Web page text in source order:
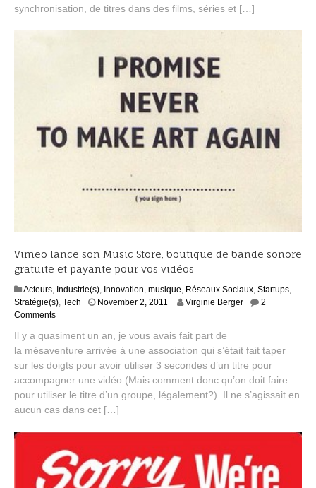
r
synchronisation, de titres dans des films, séries et […]
Vimeo lance son Music Store, boutique de bande sonore
gratuite et payante pour vos vidéos
Acteurs Industrie(s) Innovation musique Réseaux Sociaux Startups
Stratégie(s) Tech November 2, 2011
t
e
m
b
r
0
1
4
Virginie Berger
2
Comments
Il y a quasiment un an, je vous avais fait part de
la mésaventure arrivée à une association qui s’était fait taper
sur les doigts pour avoir utiliser 3 secondes d’un titre pour
accompagner une vidéo (Mais comment donc qu’on doit faire
pour utiliser le titre d’un groupe, légalement?). Il ne s’agissait en
aucun cas dans cet […]